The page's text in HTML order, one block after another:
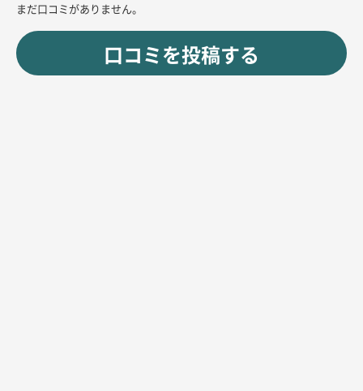
まだ口コミがありません。
口コミを投稿する